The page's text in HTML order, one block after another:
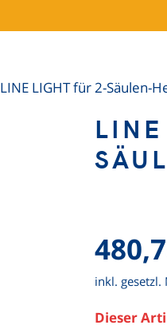
LINE LIGHT für 2-Säulen-
inkl. gesetzl.
Dieser